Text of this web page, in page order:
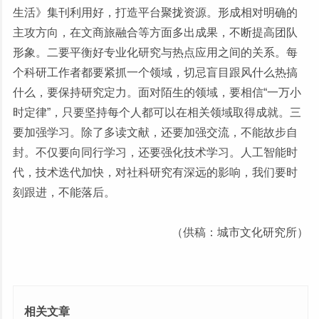
生活》集刊利用好，打造平台聚拢资源。形成相对明确的
主攻方向，在文商旅融合等方面多出成果，不断提高团队
形象。二要平衡好专业化研究与热点应用之间的关系。每
个科研工作者都要紧抓一个领域，切忌盲目跟风什么热搞
什么，要保持研究定力。面对陌生的领域，要相信“一万小
时定律”，只要坚持每个人都可以在相关领域取得成就。三
要加强学习。除了多读文献，还要加强交流，不能故步自
封。不仅要向同行学习，还要强化技术学习。人工智能时
代，技术迭代加快，对社科研究有深远的影响，我们要时
刻跟进，不能落后。
（供稿：城市文化研究所）
相关文章